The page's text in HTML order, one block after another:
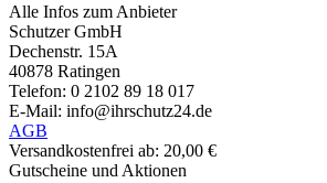
Alle Infos zum Anbieter
Schutzer GmbH
Dechenstr. 15A
40878 Ratingen
Telefon: 0 2102 89 18 017
E-Mail: info@ihrschutz24.de
AGB
Versandkostenfrei ab: 20,00 €
Gutscheine und Aktionen